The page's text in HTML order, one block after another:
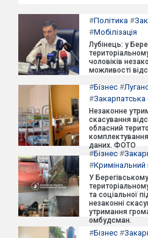
#Політика #
#Мобілізація
Лубінець: у
чоловіків
можливості
#Бізнес #
#Закарпатська
Незаконне
скасування
обласний
даних. ФОТО
#Бізнес #
#Кримінальний
У
та соціальної
незаконні
утримання
омбудсман.
#Бізнес #